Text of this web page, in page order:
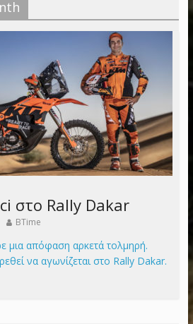
στο Rally Dakar
BTime
μια απόφαση αρκετά τολμηρή.
να αγωνίζεται στο Rally Dakar.